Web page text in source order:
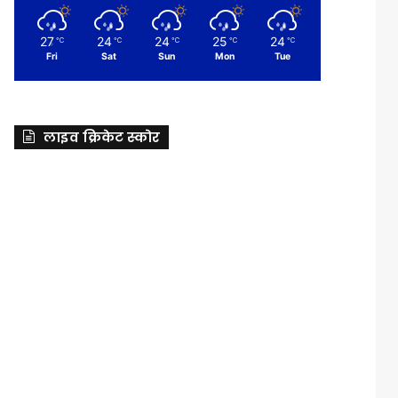
27 ℃
Fri
24 ℃
Sat
24 ℃
Sun
25 ℃
Mon
24 ℃
Tue
लाइव क्रिकेट स्कोर